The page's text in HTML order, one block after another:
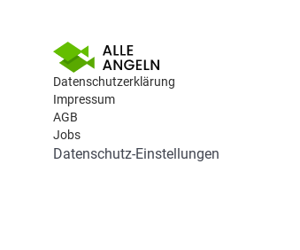
Datenschutzerklärung
Impressum
AGB
Jobs
Datenschutz-Einstellungen